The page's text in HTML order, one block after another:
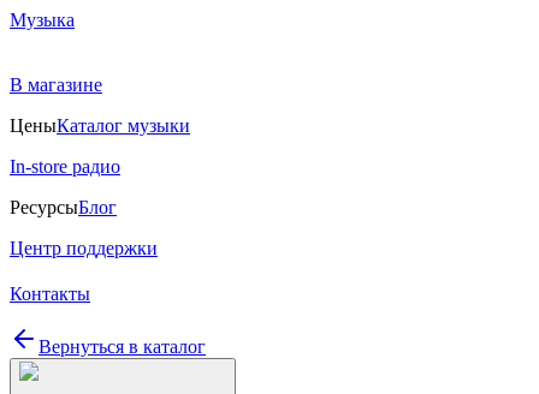
Музыка
В магазине
ЦеныКаталог музыки
In-store радио
РесурсыБлог
Центр поддержки
Контакты
Вернуться в каталог